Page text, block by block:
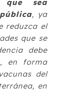
que sea
, ya
reduzca el
que se
debe
en forma
del
en